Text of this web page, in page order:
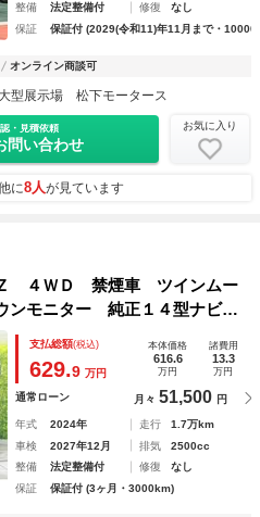
整備
法定整備付 修復
なし
保証
保証付 (2029(令和11)年11月まで・
オンライン商談可
型展示場 松下モータース
・見積依頼
問い合わせ
お気に入り
に8人が見ています
４ＷＤ 禁煙車 ツインムー
ンモニター 純正１４型ナビ
囲カメラ 両側電動スライド
前中列シートエアコン ＥＴ
支払総額(税込)
629.9 万円
本体価格
616.6
万円
諸費用
13.3
万円
通常ローン 月々 51,500 円
年式 2024年 走行
1.7万km
車検
2027年12月 排気
2500cc
整備
法定整備付 修復
なし
保証
保証付 (3ヶ月・3000km)